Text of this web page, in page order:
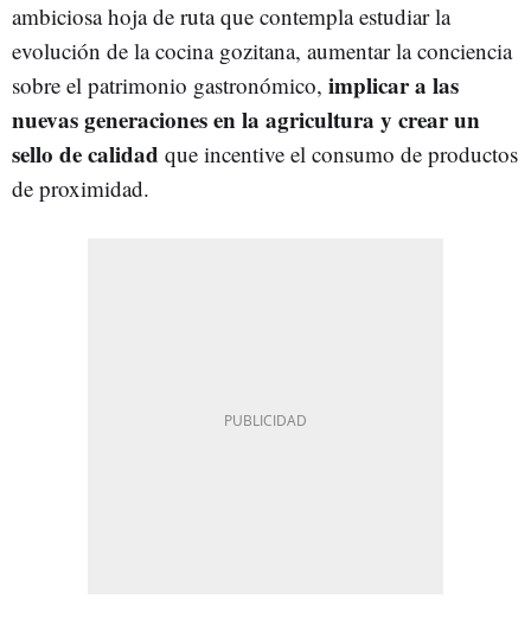
ambiciosa hoja de ruta que contempla estudiar la
evolución de la cocina gozitana, aumentar la conciencia
sobre el patrimonio gastronómico, implicar a las
nuevas generaciones en la agricultura y crear un
sello de calidad que incentive el consumo de productos
de proximidad.